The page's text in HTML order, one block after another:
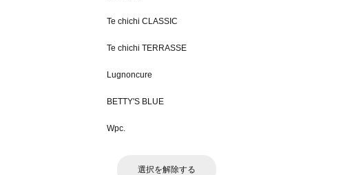
Te chichi CLASSIC
Te chichi TERRASSE
Lugnoncure
BETTY'S BLUE
Wpc.
選択を解除する